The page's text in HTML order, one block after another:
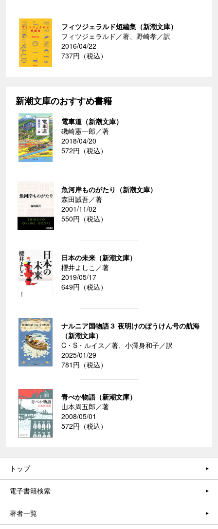
フィツジェラルド短編集（新潮文庫）
フィツジェラルド／著、野崎孝／訳
2016/04/22
737円（税込）
新潮文庫のおすすめ書籍
電車道（新潮文庫）
磯崎憲一郎／著
2018/04/20
572円（税込）
魚河岸ものがたり（新潮文庫）
森田誠吾／著
2001/11/02
550円（税込）
日本の未来（新潮文庫）
櫻井よしこ／著
2019/05/17
649円（税込）
ナルニア国物語３ 夜明けのぼうけん号の航海
（新潮文庫）
C・S・ルイス／著、小澤身和子／訳
2025/01/29
781円（税込）
青べか物語（新潮文庫）
山本周五郎／著
2008/05/01
572円（税込）
トップ
電子書籍検索
著者一覧